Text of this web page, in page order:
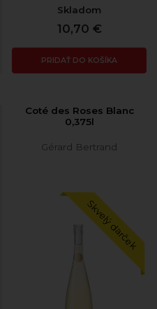
Skladom
10,70 €
PRIDAŤ DO KOŠÍKA
Coté des Roses Blanc
0,375l
Gérard Bertrand
Skvelý darček